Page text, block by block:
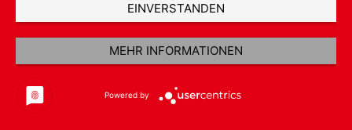
EINVERSTANDEN
MEHR INFORMATIONEN
Powered by